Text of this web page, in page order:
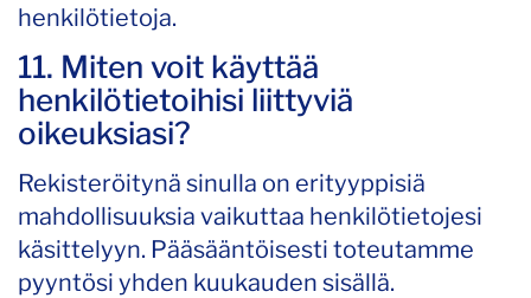
henkilötietoja.
11. Miten voit käyttää
henkilötietoihisi liittyviä
oikeuksiasi?
Rekisteröitynä sinulla on erityyppisiä
mahdollisuuksia vaikuttaa henkilötietojesi
käsittelyyn. Pääsääntöisesti toteutamme
pyyntösi yhden kuukauden sisällä.